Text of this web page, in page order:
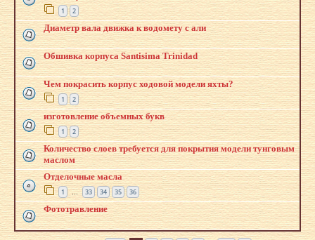
1 2
Диаметр вала движка к водомету с али
Обшивка корпуса Santisima Trinidad
Чем покрасить корпус ходовой модели яхты?
1 2
изготовление объемных букв
1 2
Количество слоев требуется для покрытия модели тунговым
маслом
Отделочные масла
1 … 33 34 35 36
Фототравление